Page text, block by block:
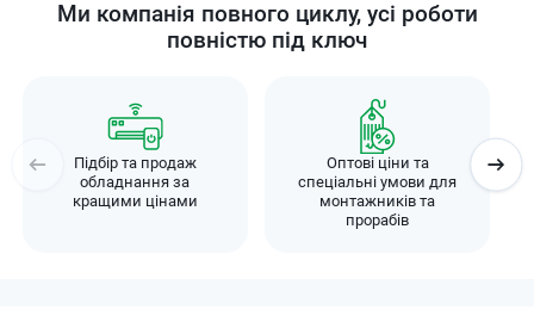
Ми компанія повного циклу, усі роботи
повністю під ключ
Підбір та продаж
обладнання за
кращими цінами
Оптові ціни та
спеціальні умови для
монтажників та
прорабів